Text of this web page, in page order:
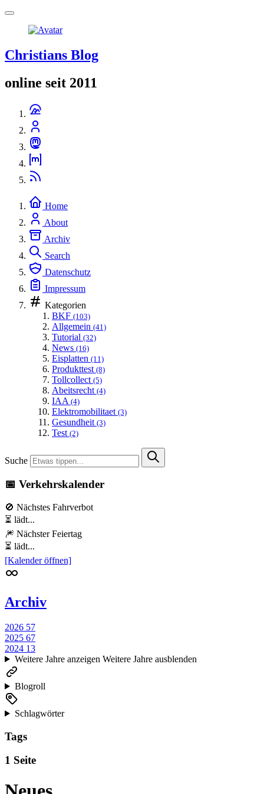
Christians Blog
online seit 2011
Home
About
Archiv
Search
Datenschutz
Impressum
Kategorien
BKF (103)
Allgemein (41)
Tutorial (32)
News (16)
Eisplatten (11)
Produkttest (8)
Tollcollect (5)
Abeitsrecht (4)
IAA (4)
Elektromobilitaet (3)
Gesundheit (3)
Test (2)
Suche
📅 Verkehrskalender
🚫 Nächstes Fahrverbot
⏳ lädt...
🎆 Nächster Feiertag
⏳ lädt...
[Kalender öffnen]
Archiv
2026 57
2025 67
2024 13
Weitere Jahre anzeigen Weitere Jahre ausblenden
Blogroll
Schlagwörter
Tags
1 Seite